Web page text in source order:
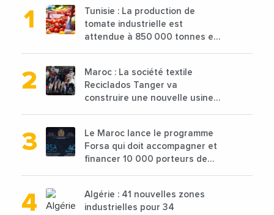
Tunisie : La production de
tomate industrielle est
attendue à 850 000 tonnes en
Maroc : La société textile
Reciclados Tanger va
construire une nouvelle usine
Le Maroc lance le programme
Forsa qui doit accompagner et
financer 10 000 porteurs de
Algérie : 41 nouvelles zones
industrielles pour 34